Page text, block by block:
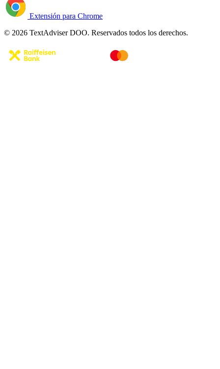
Extensión para Chrome
© 2026 TextAdviser DOO. Reservados todos los derechos.